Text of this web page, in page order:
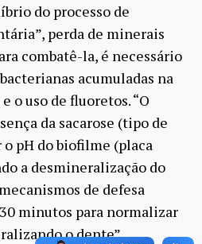
do processo de
perda de minerais
combatê-la, é necessário
acumuladas na
o uso de fluoretos. “O
da sacarose (tipo de
o pH do biofilme (placa
a desmineralização do
de defesa
minutos para normalizar
o dente”,